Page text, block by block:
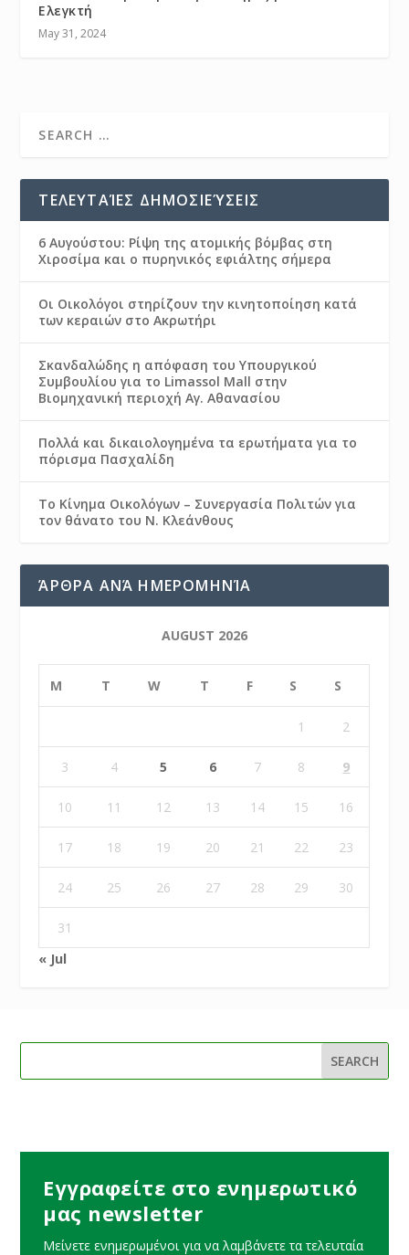
Ελεγκτή
May 31, 2024
ΤΕΛΕΥΤΑΊΕΣ ΔΗΜΟΣΙΕΎΣΕΙΣ
6 Αυγούστου: Ρίψη της ατομικής βόμβας στη
Χιροσίμα και ο πυρηνικός εφιάλτης σήμερα
Οι Οικολόγοι στηρίζουν την κινητοποίηση κατά
των κεραιών στο Ακρωτήρι
Σκανδαλώδης η απόφαση του Υπουργικού
Συμβουλίου για το Limassol Mall στην
Βιομηχανική περιοχή Αγ. Αθανασίου
Πολλά και δικαιολογημένα τα ερωτήματα για το
πόρισμα Πασχαλίδη
Το Κίνημα Οικολόγων – Συνεργασία Πολιτών για
τον θάνατο του Ν. Κλεάνθους
ΆΡΘΡΑ ΑΝΆ ΗΜΕΡΟΜΗΝΊΑ
AUGUST 2026
M T W T F S S
1 2
3 4 5 6 7 8 9
10 11 12 13 14 15 16
17 18 19 20 21 22 23
24 25 26 27 28 29 30
31
« Jul
Εγγραφείτε στο ενημερωτικό
μας newsletter
Μείνετε ενημερωμένοι για να λαμβάνετε τα τελευταία